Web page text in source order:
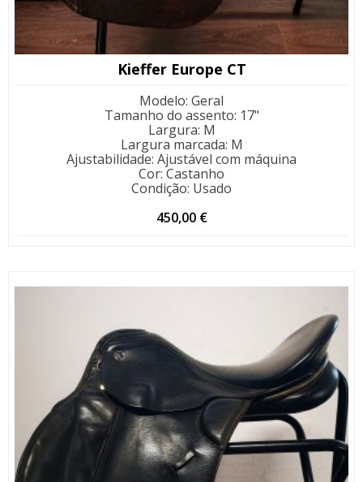
Kieffer Europe CT
Modelo: Geral
Tamanho do assento: 17"
Largura: M
Largura marcada: M
Ajustabilidade: Ajustável com máquina
Cor: Castanho
Condição: Usado
450,00 €